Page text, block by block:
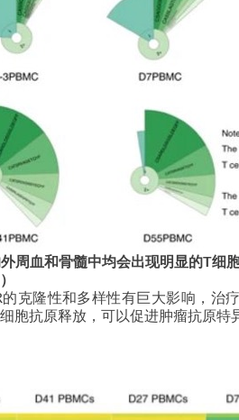
周血和骨髓中均会出现明显的T细
克隆性和多样性有巨大影响，治
胞抗原释放，可以促进肿瘤抗原特